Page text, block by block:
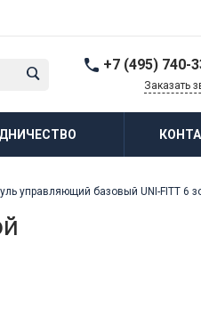
+7 (495) 740-
г. Балашиха, д.
Пн-Пт: 8:00-18:00
Заказать
управляющий базовый UNI-FITT 6